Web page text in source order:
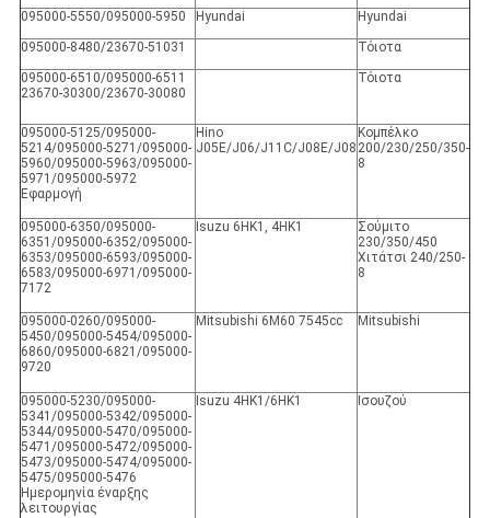
095000-5550/095000-5950 Hyundai
Hyundai
095000-8480/23670-51031
Τόιοτα
095000-6510/095000-6511
23670-30300/23670-30080
Τόιοτα
095000-5125/095000-
5214/095000-5271/095000-
5960/095000-5963/095000-
5971/095000-5972
Εφαρμογή
Hino
J05E/J06/J11C/J08E/J08
Κομπέλκο
200/230/250/350-
8
095000-6350/095000-
6351/095000-6352/095000-
6353/095000-6593/095000-
6583/095000-6971/095000-
7172
Isuzu 6HK1, 4HK1
Σούμιτο
230/350/450
Χιτάτσι 240/250-
8
095000-0260/095000-
5450/095000-5454/095000-
6860/095000-6821/095000-
9720
Mitsubishi 6M60 7545cc Mitsubishi
095000-5230/095000-
5341/095000-5342/095000-
5344/095000-5470/095000-
5471/095000-5472/095000-
5473/095000-5474/095000-
5475/095000-5476
Ημερομηνία έναρξης
λειτουργίας
Isuzu 4HK1/6HK1 Ισουζού